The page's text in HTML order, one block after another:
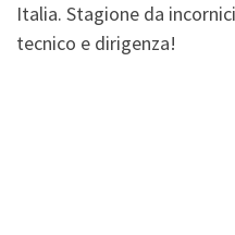
Italia. Stagione da
tecnico e dirigenza!